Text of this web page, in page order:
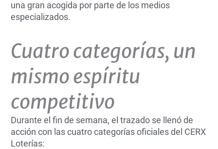
una gran acogida por parte de los medios
especializados.
Cuatro categorías, un
mismo espíritu
competitivo
Durante el fin de semana, el trazado se llenó de
acción con las cuatro categorías oficiales del CERX
Loterías: